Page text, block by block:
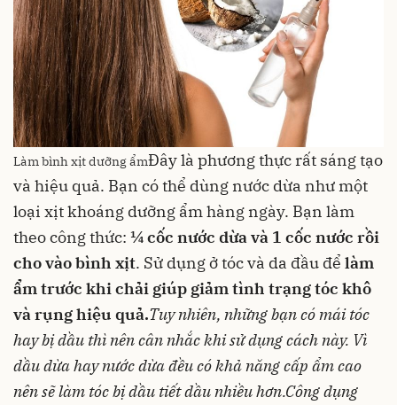
Làm bình xịt dưỡng ẩmĐây là phương thực rất sáng tạo
và hiệu quả. Bạn có thể dùng nước dừa như một
loại xịt khoáng dưỡng ẩm hàng ngày. Bạn làm
theo công thức: ¼ cốc nước dừa và 1 cốc nước rồi
cho vào bình xịt. Sử dụng ở tóc và da đầu để làm
ẩm trước khi chải giúp giảm tình trạng tóc khô
và rụng hiệu quả.Tuy nhiên, những bạn có mái tóc
hay bị dầu thì nên cân nhắc khi sử dụng cách này. Vì
dầu dừa hay nước dừa đều có khả năng cấp ẩm cao
nên sẽ làm tóc bị dầu tiết dầu nhiều hơn.Công dụng